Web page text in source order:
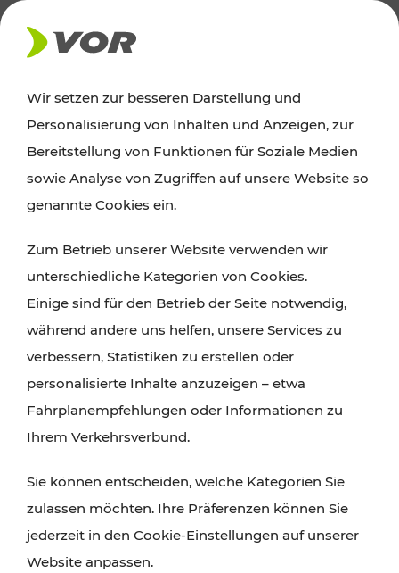
AKTUELLES
Ausflugstipps
Wien, Niederösterreich und das Burgenland
Wanderungen, Kultur und Gastronomie,
Radtouren oder purer Naturgenuss – viele
Attraktionen sind mit den Ticket- und Fahrplan-
Angeboten des VOR gut und schnell erreichbar.
Wir setzen zur besseren Darstellung und
Personalisierung von Inhalten und Anzeigen, zur
Bereitstellung von Funktionen für Soziale Medien
sowie Analyse von Zugriffen auf unsere Website so
genannte Cookies ein.
Zum Betrieb unserer Website verwenden wir
unterschiedliche Kategorien von Cookies.
Einige sind für den Betrieb der Seite notwendig,
während andere uns helfen, unsere Services zu
verbessern, Statistiken zu erstellen oder
personalisierte Inhalte anzuzeigen – etwa
Fahrplanempfehlungen oder Informationen zu
Ihrem Verkehrsverbund.
Sie können entscheiden, welche Kategorien Sie
zulassen möchten. Ihre Präferenzen können Sie
jederzeit in den Cookie-Einstellungen auf unserer
Website anpassen.